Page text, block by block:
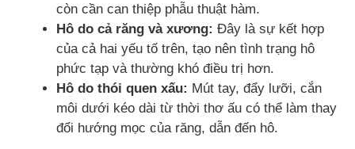
còn cần can thiệp phẫu thuật hàm.
Hô do cả răng và xương: Đây là sự kết hợp
của cả hai yếu tố trên, tạo nên tình trạng hô
phức tạp và thường khó điều trị hơn.
Hô do thói quen xấu: Mút tay, đẩy lưỡi, cắn
môi dưới kéo dài từ thời thơ ấu có thể làm thay
đổi hướng mọc của răng, dẫn đến hô.